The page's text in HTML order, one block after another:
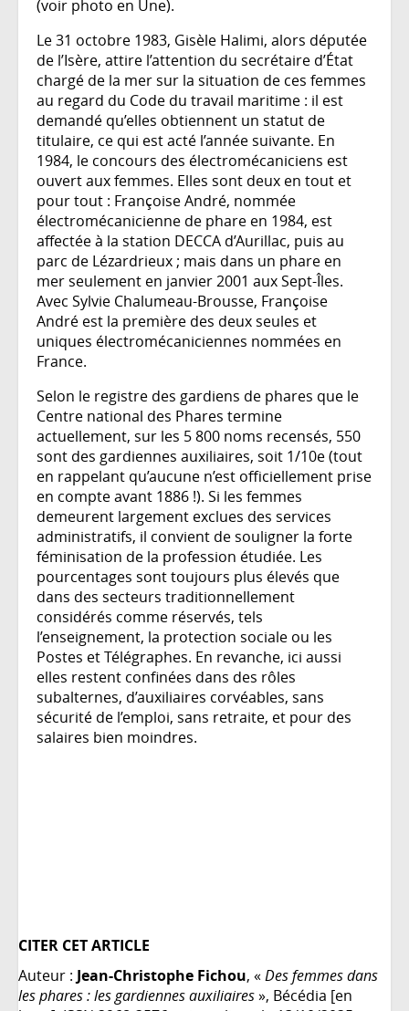
(voir photo en Une).
Le 31 octobre 1983, Gisèle Halimi, alors députée
de l’Isère, attire l’attention du secrétaire d’État
chargé de la mer sur la situation de ces femmes
au regard du Code du travail maritime : il est
demandé qu’elles obtiennent un statut de
titulaire, ce qui est acté l’année suivante. En
1984, le concours des électromécaniciens est
ouvert aux femmes. Elles sont deux en tout et
pour tout : Françoise André, nommée
électromécanicienne de phare en 1984, est
affectée à la station DECCA d’Aurillac, puis au
parc de Lézardrieux ; mais dans un phare en
mer seulement en janvier 2001 aux Sept-Îles.
Avec Sylvie Chalumeau-Brousse, Françoise
André est la première des deux seules et
uniques électromécaniciennes nommées en
France.
Selon le registre des gardiens de phares que le
Centre national des Phares termine
actuellement, sur les 5 800 noms recensés, 550
sont des gardiennes auxiliaires, soit 1/10e (tout
en rappelant qu’aucune n’est officiellement prise
en compte avant 1886 !). Si les femmes
demeurent largement exclues des services
administratifs, il convient de souligner la forte
féminisation de la profession étudiée. Les
pourcentages sont toujours plus élevés que
dans des secteurs traditionnellement
considérés comme réservés, tels
l’enseignement, la protection sociale ou les
Postes et Télégraphes. En revanche, ici aussi
elles restent confinées dans des rôles
subalternes, d’auxiliaires corvéables, sans
sécurité de l’emploi, sans retraite, et pour des
salaires bien moindres.
CITER CET ARTICLE
Auteur : Jean-Christophe Fichou, «Des femmes dans
les phares : les gardiennes auxiliaires», Bécédia [en